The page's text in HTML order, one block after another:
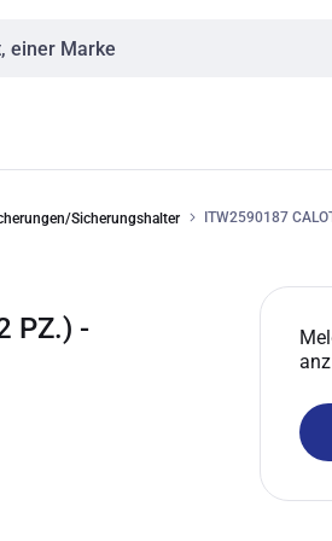
Sicherungshalter ITW2590187
PZ.) -